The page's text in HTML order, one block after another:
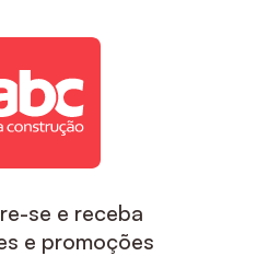
se e receba
e promoções